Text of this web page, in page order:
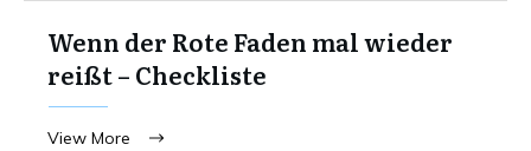
Wenn der Rote Faden mal wieder
reißt – Checkliste
View More